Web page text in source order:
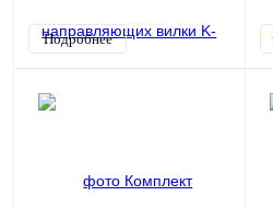
Подробнее